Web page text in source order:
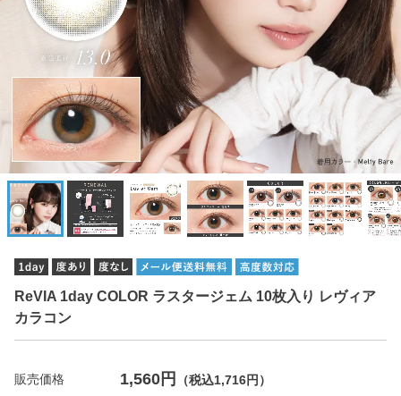
ReVIA 1day COLOR ラスタージェム 10枚入り レヴィア
カラコン
販売価格 1,560円 （税込1,716円）